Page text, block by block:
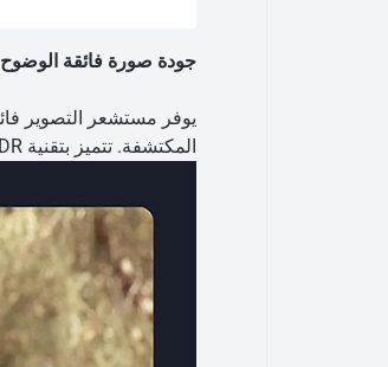
جودة صورة فائقة الوضوح 2K تحمي منزلك وعملك على مدار الساعة طوال أيام الأسبوع
المكتشفة. تتميز بتقنية WDR التي يمكنها التعامل مع البيئات الخارجية المعقدة.